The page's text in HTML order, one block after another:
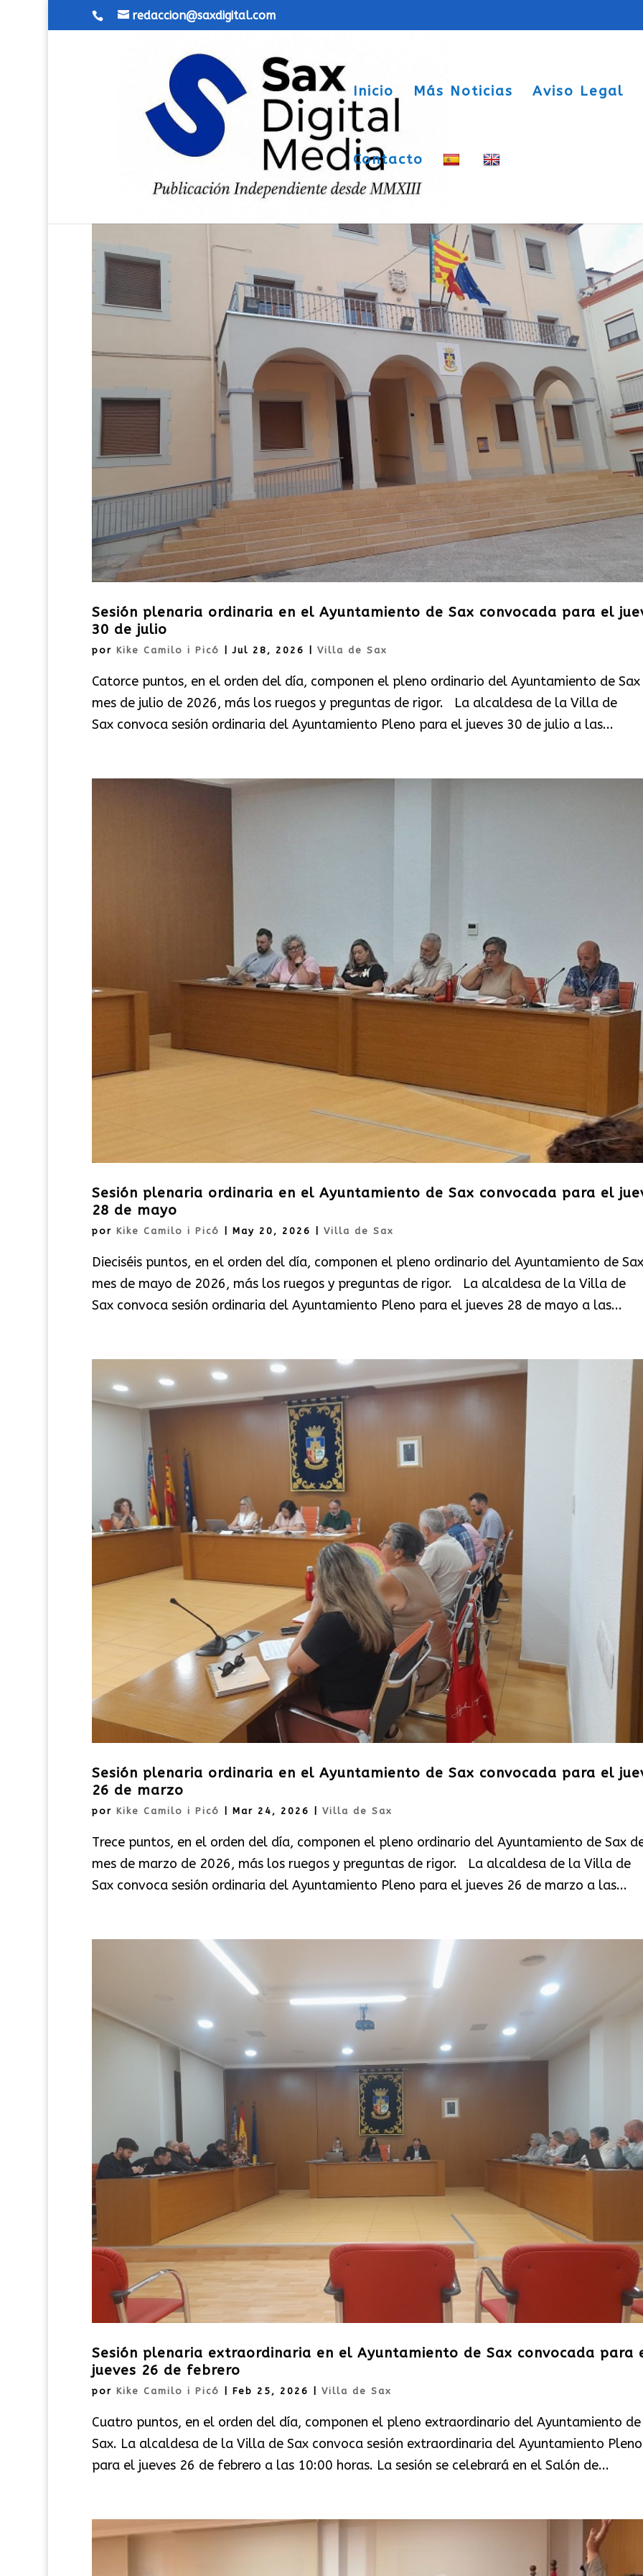
redaccion@saxdigital.com
Inicio Más Noticias Aviso Legal
Contacto
Sesión plenaria ordinaria en el Ayuntamiento de Sax convocada para el
30 de julio
por Kike Camilo i Picó |Jul 28, 2026 Villa de Sax
Catorce puntos, en el orden del día, componen el pleno ordinario del Ayuntamiento de
mes de julio de 2026, más los ruegos y preguntas de rigor. La alcaldesa de la Villa de
Sax convoca sesión ordinaria del Ayuntamiento Pleno para el jueves 30 de julio a las...
Sesión plenaria ordinaria en el Ayuntamiento de Sax convocada para el
28 de mayo
por Kike Camilo i Picó May 20, 2026 Villa de Sax
Dieciséis puntos, en el orden del día, componen el pleno ordinario del Ayuntamiento de
mes de mayo de 2026, más los ruegos y preguntas de rigor. La alcaldesa de la Villa de
Sax convoca sesión ordinaria del Ayuntamiento Pleno para el jueves 28 de mayo a las...
Sesión plenaria ordinaria en el Ayuntamiento de Sax convocada para el
26 de marzo
por Kike Camilo i Picó Mar 24, 2026 Villa de Sax
Trece puntos, en el orden del día, componen el pleno ordinario del Ayuntamiento de Sax
mes de marzo de 2026, más los ruegos y preguntas de rigor. La alcaldesa de la Villa de
Sax convoca sesión ordinaria del Ayuntamiento Pleno para el jueves 26 de marzo a las...
Sesión plenaria extraordinaria en el Ayuntamiento de Sax convocada para
jueves 26 de febrero
por Kike Camilo i Picó Feb 25, 2026 Villa de Sax
Cuatro puntos, en el orden del día, componen el pleno extraordinario del Ayuntamiento de
Sax. La alcaldesa de la Villa de Sax convoca sesión extraordinaria del Ayuntamiento Pleno
para el jueves 26 de febrero a las 10:00 horas. La sesión se celebrará en el Salón de...